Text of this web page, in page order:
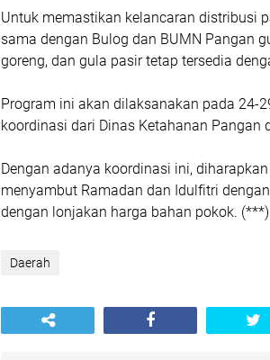
Untuk memastikan kelancaran distribusi
sama dengan Bulog dan BUMN Pangan
goreng, dan gula pasir tetap tersedia
Program ini akan dilaksanakan pada 24-
koordinasi dari Dinas Ketahanan Pangan
Dengan adanya koordinasi ini,
menyambut Ramadan dan Idulfitri
dengan lonjakan harga bahan pokok. (***)
Daerah